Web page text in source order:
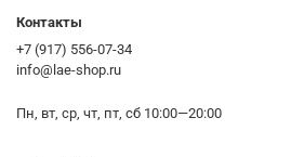
Acrylate Copolymer, Madecassic Acid,
Lecithin, Hydrogenated Polyisobutene,
Polyglyceryl-10 Laurate, Ethylhexyl
Контакты
+7 (917) 556-07-34
info@lae-shop.ru
Пн, вт, ср, чт, пт, сб 10:00—20:00